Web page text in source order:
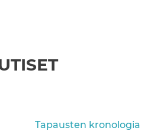
Tapausten kronologia